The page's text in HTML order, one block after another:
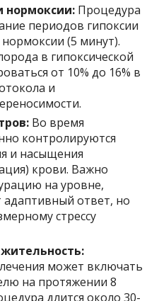
нормоксии: Процедура
периодов гипоксии
(5 минут).
в гипоксической
от 10% до 16% в
и
Во время
контролируются
и насыщения
крови. Важно
на уровне,
ответ, но
стрессу
может включать
на протяжении 8
длится около 30-